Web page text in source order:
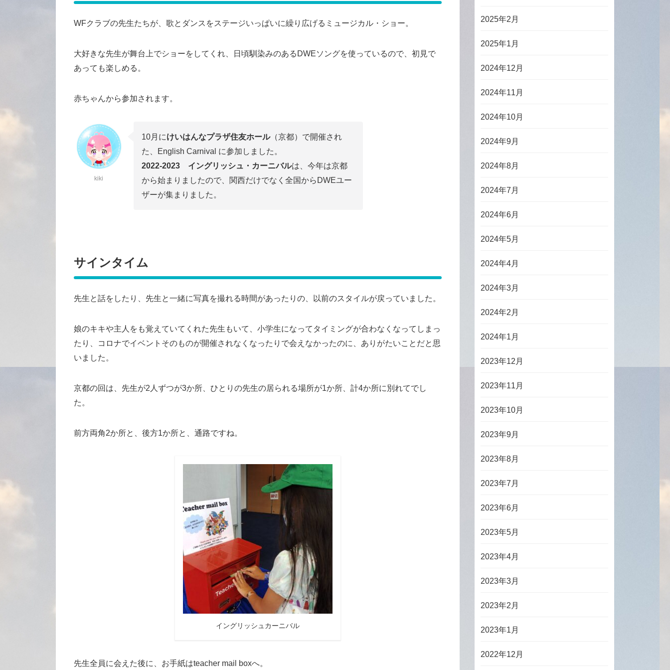
WFクラブの先生たちが、歌とダンスをステージいっぱいに繰り広げるミュージカル・ショー。
大好きな先生が舞台上でショーをしてくれ、日頃馴染みのあるDWEソングを使っているので、初見で
あっても楽しめる。
赤ちゃんから参加されます。
kiki
10月にけいはんなプラザ住友ホール（京都）で開催され
た、English Carnival に参加しました。
2022-2023 イングリッシュ・カーニバルは、今年は京都
から始まりましたので、関西だけでなく全国からDWEユー
ザーが集まりました。
サインタイム
先生と話をしたり、先生と一緒に写真を撮れる時間があったりの、以前のスタイルが戻っていました。
娘のキキや主人をも覚えていてくれた先生もいて、小学生になってタイミングが合わなくなってしまっ
たり、コロナでイベントそのものが開催されなくなったりで会えなかったのに、ありがたいことだと思
いました。
京都の回は、先生が2人ずつが3か所、ひとりの先生の居られる場所が1か所、計4か所に別れてでし
た。
前方両角2か所と、後方1か所と、通路ですね。
イングリッシュカーニバル
先生全員に会えた後に、お手紙はteacher mail boxへ。
2025年2月
2025年1月
2024年12月
2024年11月
2024年10月
2024年9月
2024年8月
2024年7月
2024年6月
2024年5月
2024年4月
2024年3月
2024年2月
2024年1月
2023年12月
2023年11月
2023年10月
2023年9月
2023年8月
2023年7月
2023年6月
2023年5月
2023年4月
2023年3月
2023年2月
2023年1月
2022年12月